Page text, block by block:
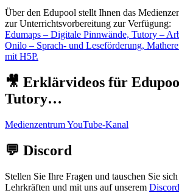
Über den Edupool stellt Ihnen das
zur Unterrichtsvorbereitung zur Verfügung:
Edumaps – Digitale Pinnwände, Tutory –
Onilo – Sprach- und Leseförderung,
mit H5P.
🎥 Erklärvideos für
Tutory…
Medienzentrum YouTube-Kanal
💬 Discord
Stellen Sie Ihre Fragen und tauschen Sie
Lehrkräften und mit uns auf unserem